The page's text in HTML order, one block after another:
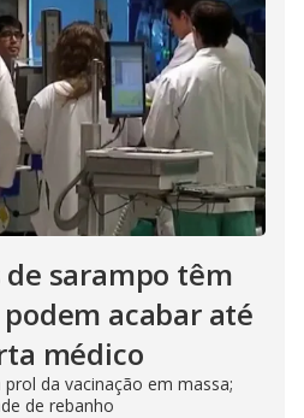
de sarampo têm
acabar até
médico
da vacinação em massa;
de rebanho